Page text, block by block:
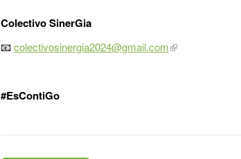
Colectivo SinerGia
📧 colectivosinergia2024@gmail.com
#EsContiGo